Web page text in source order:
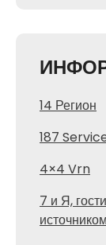
14 Регион
187
4×4 Vrn
7 и Я,